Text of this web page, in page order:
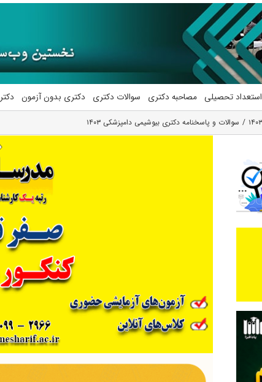
استعداد تحصیلی مصاحبه دکتری سوالات دکتری دکتری بدون آزمون
سوالات و پاسخنامه دکتری بیوشیمی دامپزشکی ۱۴۰۳